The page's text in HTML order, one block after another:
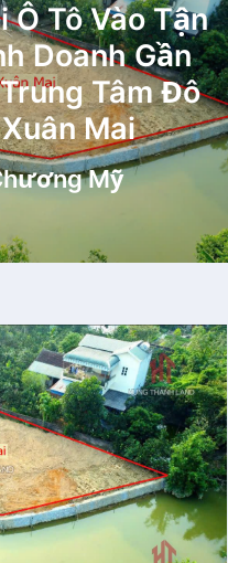
Ô Tô Vào Tận
Doanh Gần
Tâm Đô
Mai
Mỹ